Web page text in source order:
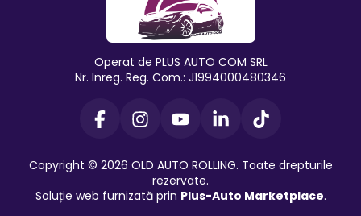
Operat de PLUS AUTO COM SRL
Nr. Inreg. Reg. Com.: J1994000480346
Copyright © 2026 OLD AUTO ROLLING. Toate drepturile
rezervate.
Soluție web furnizată prin Plus-Auto Marketplace.